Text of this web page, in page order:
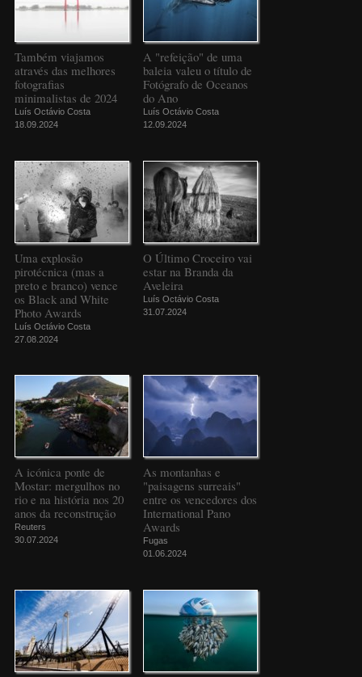
Também viajamos
através das melhores
fotografias
minimalistas de 2024
Luís Octávio Costa
18.09.2024
A "refeição" de uma
baleia valeu o título de
Fotógrafo de Oceanos
do Ano
Luís Octávio Costa
12.09.2024
Uma explosão
pirotécnica (mas a
preto e branco) vence
os Black and White
Photo Awards
Luís Octávio Costa
27.08.2024
O Último Croceiro vai
estar na Branda da
Aveleira
Luís Octávio Costa
31.07.2024
A icónica ponte de
Mostar: mergulhos no
rio e na história nos 20
anos da reconstrução
Reuters
30.07.2024
As montanhas e
"paisagens surreais"
entre os vencedores dos
International Pano
Awards
Fugas
01.06.2024